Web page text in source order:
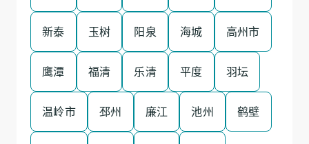
新泰 玉树 阳泉 海城 高州市
鹰潭 福清 乐清 平度 羽坛
温岭市 邳州 廉江 池州 鹤壁